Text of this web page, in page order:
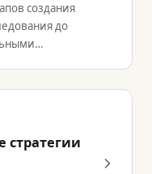
создания
до
стратегии